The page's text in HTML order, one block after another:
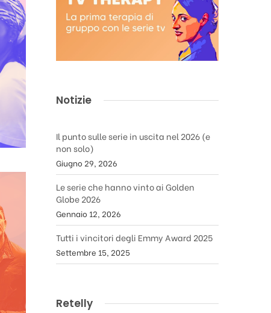
Notizie
Il punto sulle serie in uscita nel 2026 (e
non solo)
Giugno 29, 2026
Le serie che hanno vinto ai Golden
Globe 2026
Gennaio 12, 2026
Tutti i vincitori degli Emmy Award 2025
Settembre 15, 2025
Retelly